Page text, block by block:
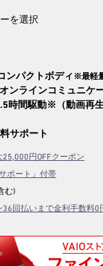
を選択
パクトボディ ※最軽
ンラインコミュニケ
時間駆動※（動画再生
サポート
円OFFクーポン
ポート」付帯
む)
回払いまで金利手数料0